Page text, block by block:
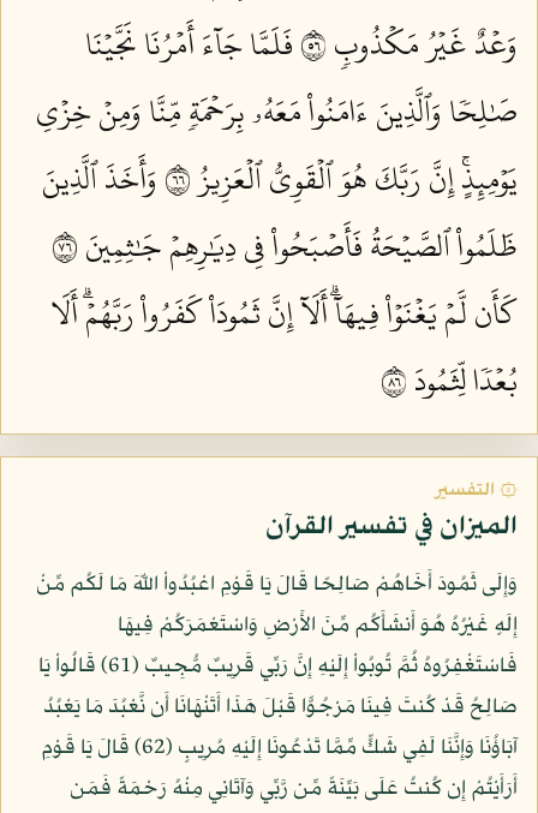
وَعۡدٌ غَيۡرُ مَكۡذُوبٖ ٦٥
فَلَمَّا جَآءَ أَمۡرُنَا نَجَّيۡنَا
صَٰلِحٗا وَٱلَّذِينَ ءَامَنُواْ مَعَهُۥ بِرَحۡمَةٖ مِّنَّا وَمِنۡ خِزۡيِ
يَوۡمِئِذٍۚ إِنَّ رَبَّكَ هُوَ ٱلۡقَوِيُّ ٱلۡعَزِيزُ ٦٦
وَأَخَذَ ٱلَّذِينَ
ظَلَمُواْ ٱلصَّيۡحَةُ فَأَصۡبَحُواْ فِي دِيَٰرِهِمۡ جَٰثِمِينَ ٦٧
كَأَن لَّمۡ يَغۡنَوۡاْ فِيهَآۗ أَلَآ إِنَّ ثَمُودَاْ كَفَرُواْ رَبَّهُمۡۗ أَلَا
بُعۡدٗا لِّثَمُودَ ٦٨
۞ التفسير
الميزان في تفسير القرآن
وَإِلَى ثَمُودَ أَخَاهُمْ صَالِحًا قَالَ يَا قَوْمِ اعْبُدُواْ اللّهَ مَا لَكُم مِّنْ
إِلَهٍ غَيْرُهُ هُوَ أَنشَأَكُم مِّنَ الأَرْضِ وَاسْتَعْمَرَكُمْ فِيهَا
فَاسْتَغْفِرُوهُ ثُمَّ تُوبُواْ إِلَيْهِ إِنَّ رَبِّي قَرِيبٌ مُّجِيبٌ (61) قَالُواْ يَا
صَالِحُ قَدْ كُنتَ فِينَا مَرْجُوًّا قَبْلَ هَذَا أَتَنْهَانَا أَن نَّعْبُدَ مَا يَعْبُدُ
آبَاؤُنَا وَإِنَّنَا لَفِي شَكٍّ مِّمَّا تَدْعُونَا إِلَيْهِ مُرِيبٍ (62) قَالَ يَا قَوْمِ
أَرَأَيْتُمْ إِن كُنتُ عَلَى بَيِّنَةً مِّن رَّبِّي وَآتَانِي مِنْهُ رَحْمَةً فَمَن